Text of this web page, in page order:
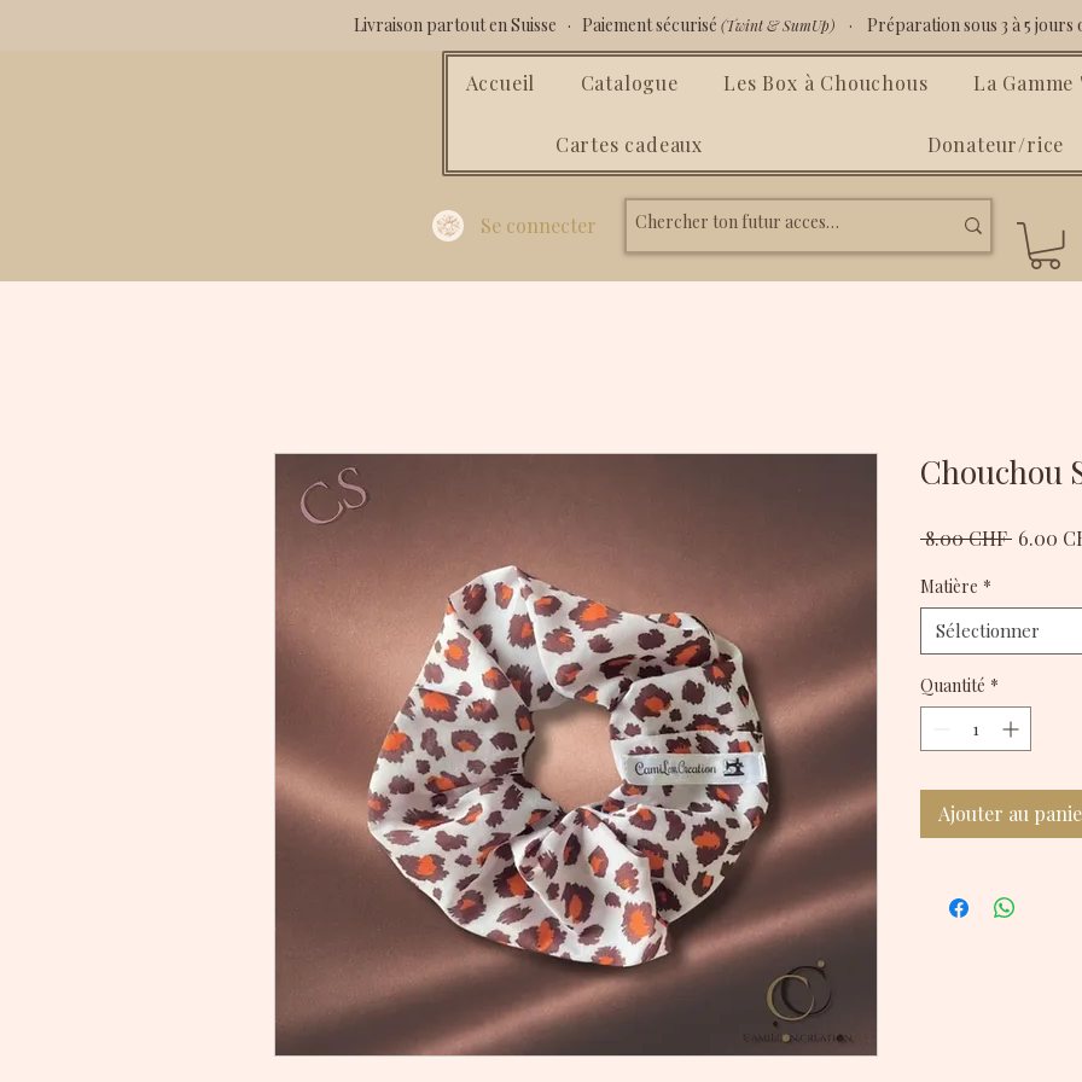
Livraison partout en Suisse · Paiement sécurisé (Twint & SumUp) · Préparation sous 3 à 5 jours
Accueil Catalogue Les Box à Chouchous La Gamme
Cartes cadeaux Donateur/rice
Se connecter
Chouchou
8.00 CHF Prix
6.00
Matière *
Sélectionner
Quantité *
Ajouter au